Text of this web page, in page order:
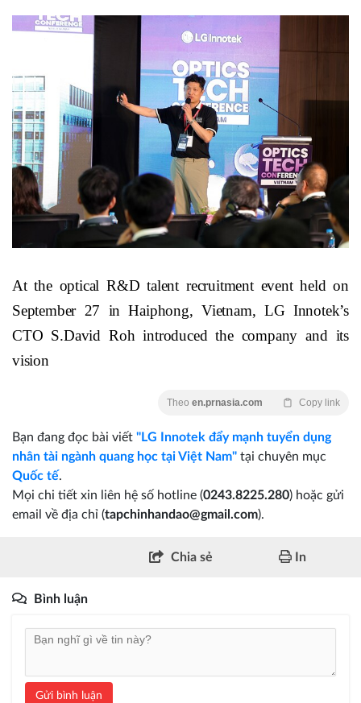
At the optical R&D talent recruitment event held on
September 27 in Haiphong, Vietnam, LG Innotek’s
CTO S.David Roh introduced the company and its
vision
Theo en.prnasia.com Copy link
Bạn đang đọc bài viết "LG Innotek đẩy mạnh tuyển dụng
nhân tài ngành quang học tại Việt Nam" tại chuyên mục
Quốc tế.
Mọi chi tiết xin liên hệ số hotline (0243.8225.280) hoặc gửi
email về địa chỉ (tapchinhandao@gmail.com).
Chia sẻ In
Bình luận
Gửi bình luận